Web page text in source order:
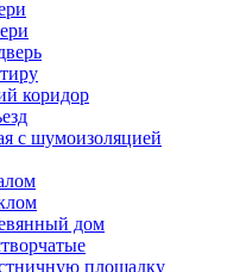
коридор
с шумоизоляцией
дом
площадку